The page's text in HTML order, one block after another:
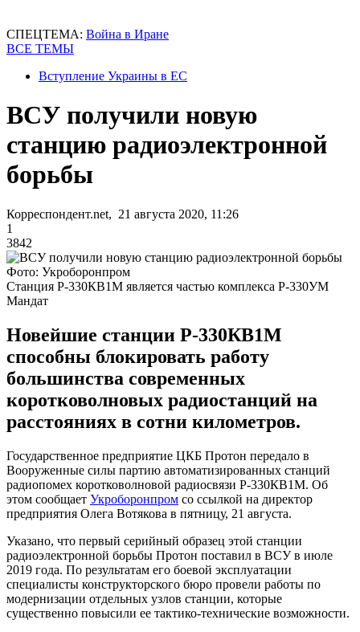
СПЕЦТЕМА: Война в Иране
ВСЕ ТЕМЫ
Вступление Украины в ЕС
ВСУ получили новую
станцию радиоэлектронной
борьбы
Корреспондент.net, 21 августа 2020, 11:26
1
3842
Фото: Укроборонпром
Станция Р-330КВ1М является частью комплекса Р-330УМ
Мандат
Новейшие станции Р-330КВ1М
способны блокировать работу
большинства современных
коротковолновых радиостанций на
расстояниях в сотни километров.
Государственное предприятие ЦКБ Протон передало в
Вооруженные силы партию автоматизированных станций
радиопомех коротковолновой радиосвязи Р-330КВ1М. Об
этом сообщает Укроборонпром со ссылкой на директор
предприятия Олега Вотякова в пятницу, 21 августа.
Указано, что первый серийный образец этой станции
радиоэлектронной борьбы Протон поставил в ВСУ в июле
2019 года. По результатам его боевой эксплуатации
специалисты конструкторского бюро провели работы по
модернизации отдельных узлов станции, которые
существенно повысили ее тактико-технические возможности.